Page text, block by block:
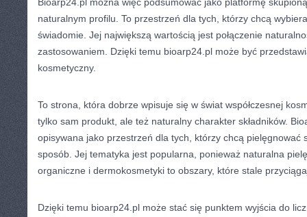
naturalnym profilu. To przestrzeń dla tych, którzy chcą
świadomie. Jej największą wartością jest połączenie
zastosowaniem. Dzięki temu bioarp24.pl może być
kosmetyczny.
To strona, która dobrze wpisuje się w świat współczesnej
tylko sam produkt, ale też naturalny charakter składników.
opisywana jako przestrzeń dla tych, którzy chcą pielęgnować
sposób. Jej tematyka jest popularna, ponieważ naturalna
organiczne i dermokosmetyki to obszary, które stale
Dzięki temu bioarp24.pl może stać się punktem wyjścia do